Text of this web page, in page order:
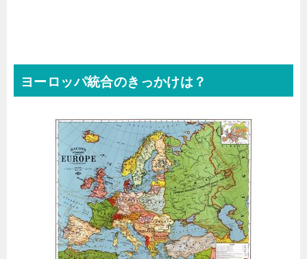
ヨーロッパ統合のきっかけは？